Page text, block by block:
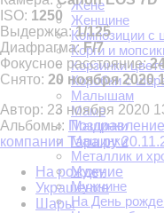
Жене
Женщине
Композиции с
Корги и
Корзинки
Коробки с
Малышам
Маме
Машинки
Машинки
Металлик и
Мужу
Мужчине
На День
ISO: 1250
Выдержка:1/125
Диафрагма:F/7
Фокусное расстояние:
Снято: 20 ноября 2020
Автор: 23 ноября 2020
Альбомы:
компании Тара.ру
На рождение
Украшение
Шары